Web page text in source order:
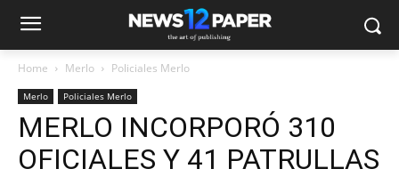
Home Merlo Policiales Merlo
Merlo Policiales Merlo
MERLO INCORPORÓ 310
OFICIALES Y 41 PATRULLAS